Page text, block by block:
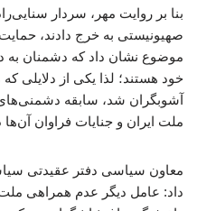
بنا بر روایت مهر، سردار
صهیونیستی به خرج دادند،
موضوع نشان داد که دشمنان به
خود هستند؛ لذا یکی از دلایلی
آشوبگران شد، سابقه دشمنی‌های
ملت ایران و جنایات فراوان آن‌ها در جنگ
معاون سیاسی دفتر عقیدتی
داد: عامل دیگر عدم همراهی